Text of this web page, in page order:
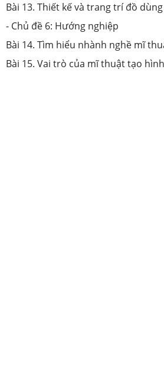
Bài 13. Thiết kế và trang trí đồ dùng
- Chủ đề 6: Hướng nghiệp
Bài 14. Tìm hiểu nhành nghề mĩ
Bài 15. Vai trò của mĩ thuật tạo